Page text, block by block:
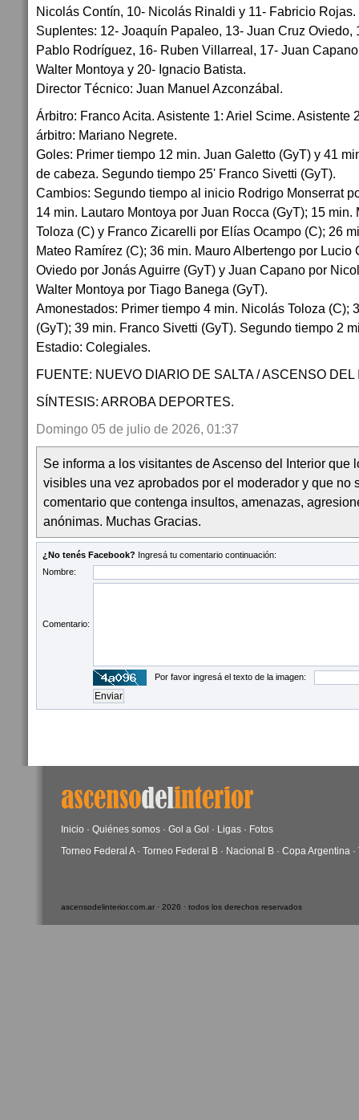
Nicolás Contín, 10- Nicolás Rinaldi y 11- Fabricio Rojas.
Suplentes: 12- Joaquín Papaleo, 13- Juan Cruz Oviedo,
Pablo Rodríguez, 16- Ruben Villarreal, 17- Juan
Walter Montoya y 20- Ignacio Batista.
Director Técnico: Juan Manuel Azconzábal.
Árbitro: Franco Acita. Asistente 1: Ariel Scime. Asistente
árbitro: Mariano Negrete.
Goles: Primer tiempo 12 min. Juan Galetto (GyT) y 41
de cabeza. Segundo tiempo 25' Franco Sivetti (GyT).
Cambios: Segundo tiempo al inicio Rodrigo Monserrat
14 min. Lautaro Montoya por Juan Rocca (GyT); 15
Toloza (C) y Franco Zicarelli por Elías Ocampo (C); 26
Mateo Ramírez (C); 36 min. Mauro Albertengo por Lucio
Oviedo por Jonás Aguirre (GyT) y Juan Capano por
Walter Montoya por Tiago Banega (GyT).
Amonestados: Primer tiempo 4 min. Nicolás Toloza (C);
(GyT); 39 min. Franco Sivetti (GyT). Segundo tiempo 2
Estadio: Colegiales.
FUENTE: NUEVO DIARIO DE SALTA / ASCENSO DEL
SÍNTESIS: ARROBA DEPORTES.
Domingo 05 de julio de 2026, 01:37
Se informa a los visitantes de Ascenso del Interior que
visibles una vez aprobados por el moderador y que no
comentario que contenga insultos, amenazas,
anónimas. Muchas Gracias.
¿No tenés Facebook? Ingresá tu comentario continuación:
Nombre:
Comentario:
Por favor ingresá el texto de la imagen:
Inicio · Quiénes somos · Gol a Gol · Ligas · Fotos
Torneo Federal A· Torneo Federal B · Nacional B · Copa Argentina ·
ascensodelinterior.com.ar · 2026 · todos los derechos reservados